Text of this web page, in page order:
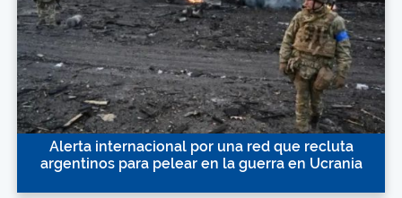
Alerta internacional por una red que recluta
argentinos para pelear en la guerra en Ucrania